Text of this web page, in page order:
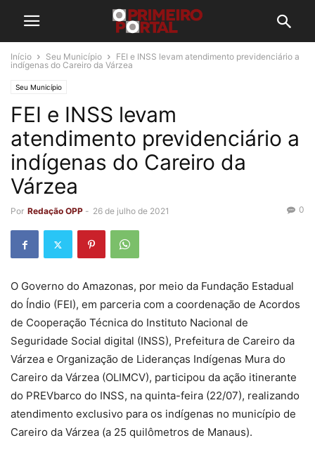
Início Seu Município
FEI e INSS levam atendimento previdenciário a
indígenas do Careiro da Várzea
Seu Município
FEI e INSS levam
atendimento previdenciário a
indígenas do Careiro da
Várzea
Por Redação OPP - 26 de julho de 2021 0
O Governo do Amazonas, por meio da Fundação Estadual
do Índio (FEI), em parceria com a coordenação de Acordos
de Cooperação Técnica do Instituto Nacional de
Seguridade Social digital (INSS), Prefeitura de Careiro da
Várzea e Organização de Lideranças Indígenas Mura do
Careiro da Várzea (OLIMCV), participou da ação itinerante
do PREVbarco do INSS, na quinta-feira (22/07), realizando
atendimento exclusivo para os indígenas no município de
Careiro da Várzea (a 25 quilômetros de Manaus).